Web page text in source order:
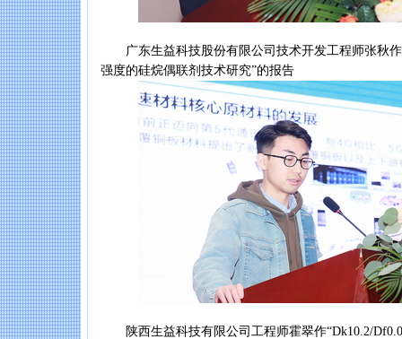
广东生益科技股份有限公司技术开发工程师张秋作
强度的硅烷偶联剂技术研究”的报告
陕西生益科技有限公司工程师霍翠作“Dk10.2/